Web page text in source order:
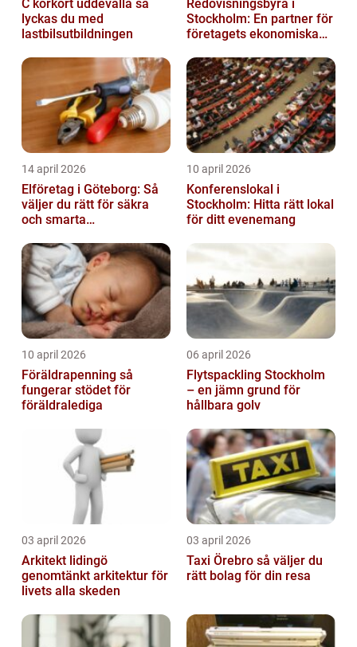
C körkort uddevalla så
lyckas du med
lastbilsutbildningen
Redovisningsbyrå i
Stockholm: En partner för
företagets ekonomiska
14 april 2026
Elföretag i Göteborg: Så
väljer du rätt för säkra
och smarta
10 april 2026
Konferenslokal i
Stockholm: Hitta rätt lokal
för ditt evenemang
10 april 2026
Föräldrapenning så
fungerar stödet för
föräldralediga
06 april 2026
Flytspackling Stockholm
– en jämn grund för
hållbara golv
03 april 2026
Arkitekt lidingö
genomtänkt arkitektur för
livets alla skeden
03 april 2026
Taxi Örebro så väljer du
rätt bolag för din resa